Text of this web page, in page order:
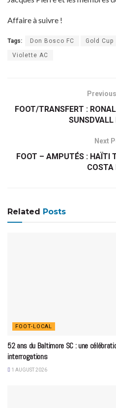
Affaire à suivre !
Tags: Don Bosco FC Gold Cup
Violette AC
FOOT/TRANSFERT :
SUNSDVALL
Next
FOOT – AMPUTÉS : HAÏTI
COSTA
Related Posts
FOOT-LOCAL
52 ans du Baltimore SC : une
interrogations
1 AUGUST 2026